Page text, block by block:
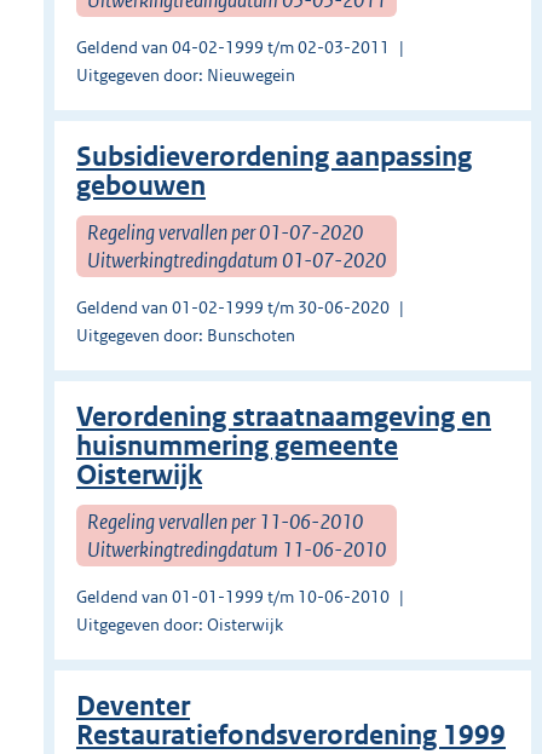
Geldend van 04-02-1999 t/m 02-03-2011
Uitgegeven door: Nieuwegein
Subsidieverordening aanpassing
gebouwen
Regeling vervallen per 01-07-2020
Uitwerkingtredingdatum 01-07-2020
Geldend van 01-02-1999 t/m 30-06-2020
Uitgegeven door: Bunschoten
Verordening straatnaamgeving en
huisnummering gemeente
Oisterwijk
Regeling vervallen per 11-06-2010
Uitwerkingtredingdatum 11-06-2010
Geldend van 01-01-1999 t/m 10-06-2010
Uitgegeven door: Oisterwijk
Deventer
Restauratiefondsverordening 1999